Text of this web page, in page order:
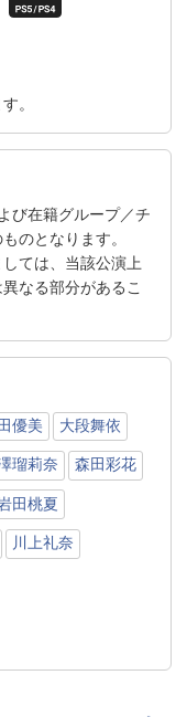
。
び在籍グループ／チ
のとなります。
ては、当該公演上
なる部分があるこ
優美 大段舞依
瑠莉奈 森田彩花
田桃夏
川上礼奈